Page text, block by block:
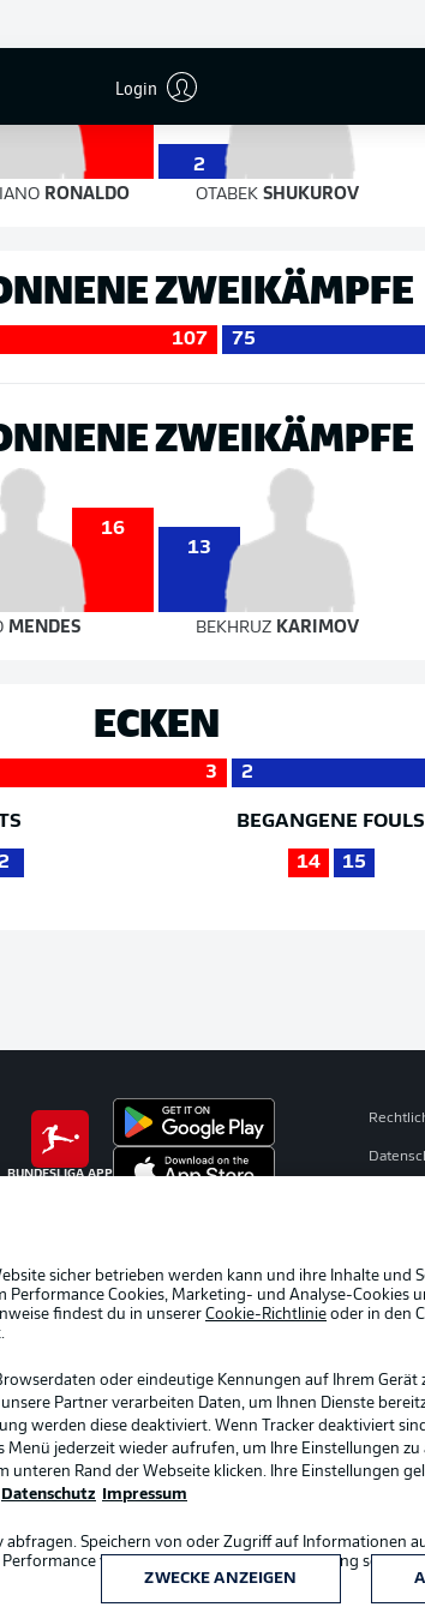
Login
6
2
RONALDO OTABEK SHUKUROV
ZWEIKÄMPFE
107 75
ZWEIKÄMPFE
16
13
MENDES BEKHRUZ KARIMOV
ECKEN
3 2
BEGANGENE FOULS
14 15
BUNDESLIGA APP
Partner
Sprachauswahl
Deutsch
sicher betrieben werden kann und ihre Inhalte und
Performance Cookies, Marketing- und Analyse-Cookies
findest du in unserer Cookie-Richtlinie oder in den
oder eindeutige Kennungen auf Ihrem Gerät
Partner verarbeiten Daten, um Ihnen Dienste
werden diese deaktiviert. Wenn Tracker deaktiviert
Menü jederzeit wieder aufrufen, um Ihre Einstellungen
Rand der Webseite klicken. Ihre Einstellungen
Datenschutz Impressum
Speichern von oder Zugriff auf Informationen
von Inhalten, Zielgruppenforschung sowie
ZWECKE ANZEIGEN